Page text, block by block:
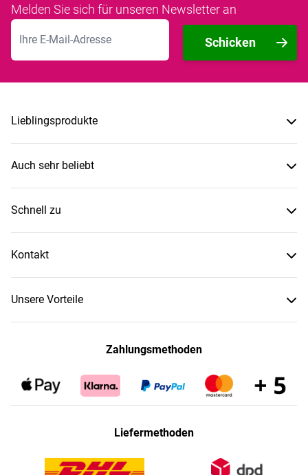
Melden Sie sich für unseren Newsletter an
E-Mailadresse
Schicken
Lieblingsprodukte
Auch sehr beliebt
Schnell zu
Kontakt
Unsere Vorteile
Zahlungsmethoden
Liefermethoden